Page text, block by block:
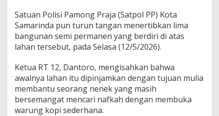
Satuan Polisi Pamong Praja (Satpol PP) Kota
Samarinda pun turun tangan menertibkan lima
bangunan semi permanen yang berdiri di atas
lahan tersebut, pada Selasa (12/5/2026).
Ketua RT 12, Dantoro, mengisahkan bahwa
awalnya lahan itu dipinjamkan dengan tujuan mulia
membantu seorang nenek yang masih
bersemangat mencari nafkah dengan membuka
warung kopi sederhana.